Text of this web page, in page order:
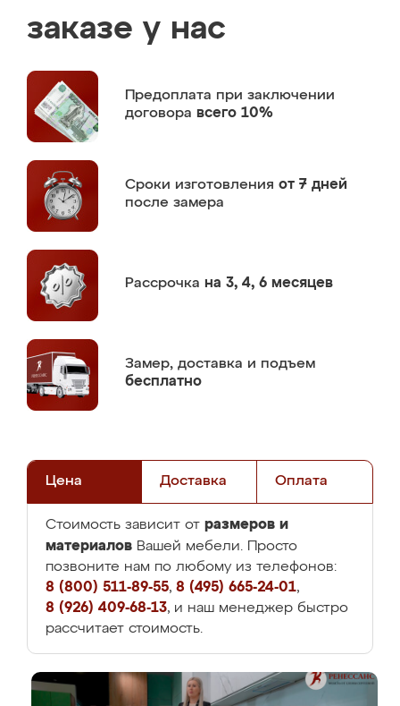
заказе у нас
Предоплата при заключении
договора всего 10%
Сроки изготовления от 7 дней
после замера
Рассрочка на 3, 4, 6 месяцев
Замер, доставка и подъем
бесплатно
Цена Доставка Оплата
Стоимость зависит от размеров и
материалов Вашей мебели. Просто
позвоните нам по любому из телефонов:
8 (800) 511-89-55, 8 (495) 665-24-01,
8 (926) 409-68-13, и наш менеджер быстро
рассчитает стоимость.